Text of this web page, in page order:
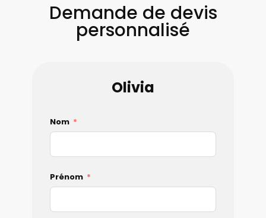
Demande de devis
personnalisé
Olivia
Nom
Prénom